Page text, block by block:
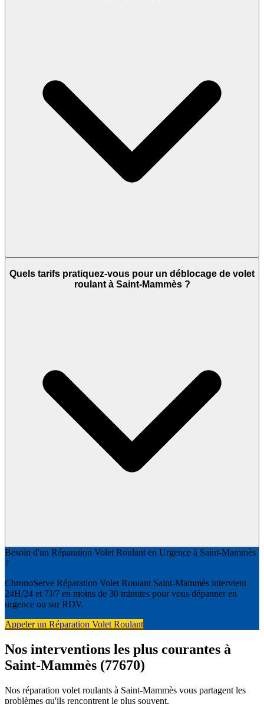
Quels tarifs pratiquez-vous pour un déblocage de volet
roulant à Saint-Mammès ?
Besoin d'un Réparation Volet Roulant en Urgence à Saint-Mammès
?
ChronoServe Réparation Volet Roulant Saint-Mammès intervient
24H/24 et 7J/7 en moins de 30 minutes pour vous dépanner en
urgence ou sur RDV.
Appeler un Réparation Volet Roulant
Nos interventions les plus courantes à
Saint-Mammès (77670)
Nos réparation volet roulants à Saint-Mammès vous partagent les
problèmes qu'ils rencontrent le plus souvent.